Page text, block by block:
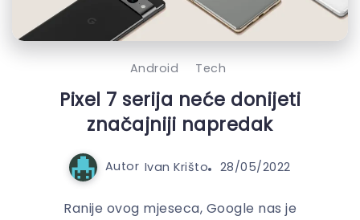
Android Tech
Pixel 7 serija neće donijeti
značajniji napredak
Autor Ivan Krišto 28/05/2022
Ranije ovog mjeseca, Google nas je